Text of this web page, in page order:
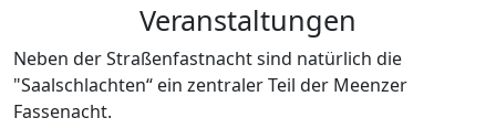
Veranstaltungen
Neben der Straßenfastnacht sind natürlich die
"Saalschlachten“ ein zentraler Teil der Meenzer
Fassenacht.